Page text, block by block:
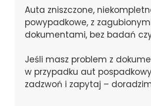
Auta zniszczone,
powypadkowe, z
dokumentami, bez badań
Jeśli masz problem z
w przypadku aut
zadzwoń i zapytaj –